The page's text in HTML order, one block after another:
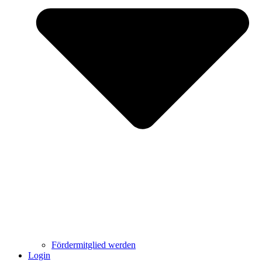
Fördermitglied werden
Login